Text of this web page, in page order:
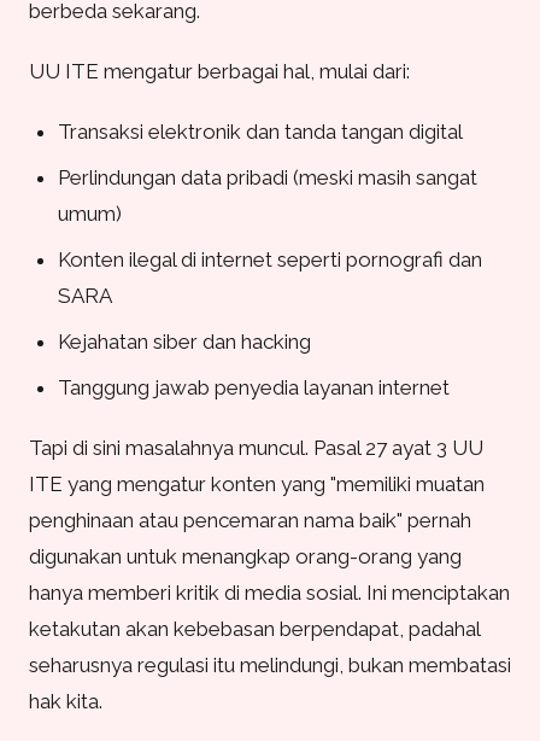
berbeda sekarang.
UU ITE mengatur berbagai hal, mulai dari:
Transaksi elektronik dan tanda tangan digital
Perlindungan data pribadi (meski masih sangat
umum)
Konten ilegal di internet seperti pornografi dan
SARA
Kejahatan siber dan hacking
Tanggung jawab penyedia layanan internet
Tapi di sini masalahnya muncul. Pasal 27 ayat 3 UU
ITE yang mengatur konten yang "memiliki muatan
penghinaan atau pencemaran nama baik" pernah
digunakan untuk menangkap orang-orang yang
hanya memberi kritik di media sosial. Ini menciptakan
ketakutan akan kebebasan berpendapat, padahal
seharusnya regulasi itu melindungi, bukan membatasi
hak kita.